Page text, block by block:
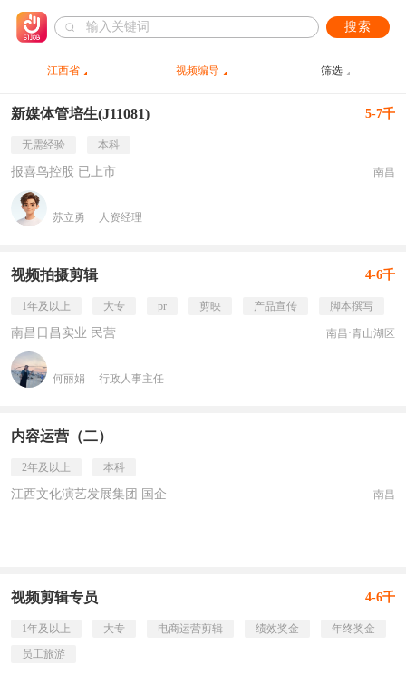
搜索
江西省 视频编导 筛选
新媒体管培生(J11081) 5-7千
无需经验 本科
报喜鸟控股 已上市 南昌
苏立勇 人资经理
视频拍摄剪辑 4-6千
1年及以上 大专 pr 剪映 产品宣传 脚本撰写
南昌日昌实业 民营 南昌·青山湖区
何丽娟 行政人事主任
内容运营（二）
2年及以上 本科
江西文化演艺发展集团 国企 南昌
视频剪辑专员 4-6千
1年及以上 大专 电商运营剪辑 绩效奖金
年终奖金
员工旅游